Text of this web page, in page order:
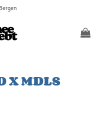
X MDLS